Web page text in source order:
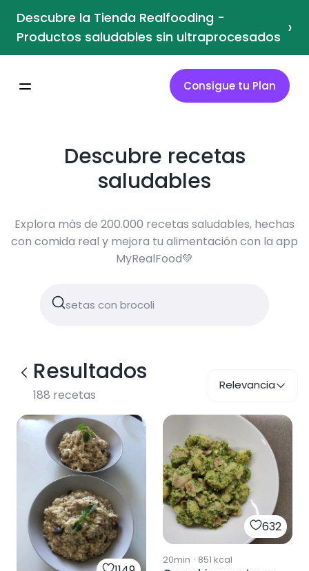
Descubre la Tienda Realfooding -
Productos saludables sin ultraprocesados ›
Consigue tu Plan
Descubre recetas
saludables
Explora más de 200.000 recetas saludables, hechas
con comida real y mejora tu alimentación con la app
MyRealFood💚
Resultados
188 recetas
Relevancia
632
20min · 851 kcal